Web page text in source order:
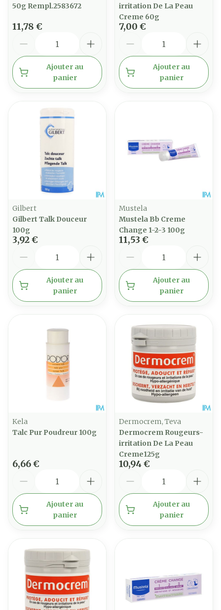
50g Rempl.2583672
11,78 €
Ajouter au
panier
irritation De La Peau
Creme 60g
7,00 €
Ajouter au
panier
Gilbert
Gilbert Talk Douceur
100g
3,92 €
Ajouter au
panier
Mustela
Mustela Bb Creme
Change 1-2-3 100g
11,53 €
Ajouter au
panier
Kela
Talc Pur Poudreur 100g
6,66 €
Ajouter au
panier
Dermocrem, Teva
Dermocrem Rougeurs-
irritation De La Peau
Creme125g
10,94 €
Ajouter au
panier